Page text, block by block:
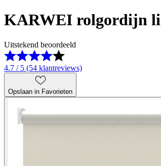
KARWEI rolgordijn
Uitstekend beoordeeld
4.7 / 5 (54 klantreviews)
Opslaan in Favorieten